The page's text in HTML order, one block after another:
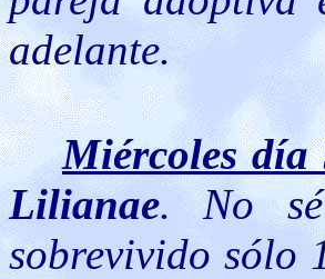
adelante.
Miércoles día
Lilianae. No
sobrevivido sólo